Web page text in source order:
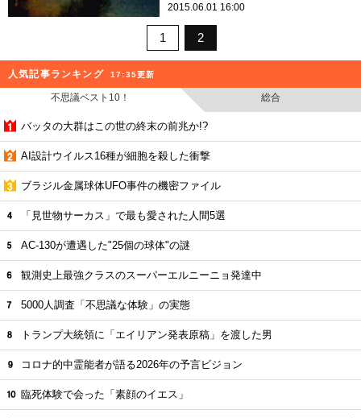
2015.06.01 16:00
1 2
人気記事ランキング 17:35更新
不思議ベスト10！ 総合
バッタの大群はこの世の終末の前兆か!?
AI設計ウイルス16種が細胞を殺した衝撃
ブラジル金属球体UFO事件の機密ファイル
「見世物サーカス」で最も愛された人間5選
AC-130が遭遇した"25個の球体"の謎
観測史上最強クラスのスーパーエルニーニョ発達中
5000人調査「不思議な体験」の実態
トランプ大統領に「エイリアン発表原稿」を渡した男
コロナ的中霊能者が語る2026年の予言ビジョン
臨死体験で会った「素顔のイエス」